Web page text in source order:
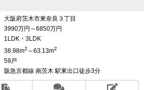
メダ珈琲店ぐらいしかないため、
い時などには困るかもしれませ
されれば解決されますが。
大阪府茨木市東奈良３丁目
3990万円～6850万円
1LDK・3LDK
38.98m2 ～63.13m2
59戸
阪急京都線 南茨木 駅東出口徒歩3分